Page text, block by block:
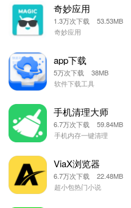
奇妙应用
1.3万次下载 53.53MB
奇妙应用
app下载
5万次下载 38MB
软件下载工具
手机清理大师
6.7万次下载 59.84MB
手机内存一键清理
ViaX浏览器
6.7万次下载 22.48MB
超小包热门小说